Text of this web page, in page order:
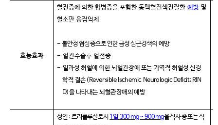
효능효과
혈전증에 의한 합병증을 포함한 동맥혈전색전질환 예방 및
혈소판 응집억제
-불안정 협심증으로 인한 급성 심근경색의 예방
- 혈관수술후 혈전증
- 일과성 허혈에 의한 뇌혈관장애 또는 가역적 허혈성 신경
학적 결손(Reversible Ischemic Neurologic Deficit; RIN
D)을 나타내는 뇌혈관장애의 예방
성인 :트리플루살로서 1 일 300 mg ~ 900 mg을 식사 중 또는 식